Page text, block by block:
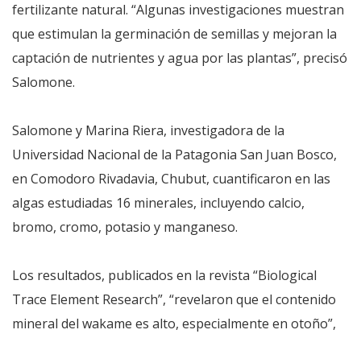
fertilizante natural. “Algunas investigaciones muestran
que estimulan la germinación de semillas y mejoran la
captación de nutrientes y agua por las plantas”, precisó
Salomone.
Salomone y Marina Riera, investigadora de la
Universidad Nacional de la Patagonia San Juan Bosco,
en Comodoro Rivadavia, Chubut, cuantificaron en las
algas estudiadas 16 minerales, incluyendo calcio,
bromo, cromo, potasio y manganeso.
Los resultados, publicados en la revista “Biological
Trace Element Research”, “revelaron que el contenido
mineral del wakame es alto, especialmente en otoño”,